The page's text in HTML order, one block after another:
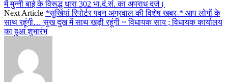
में मुन्नी बाई के विरूद्ध धारा 302 भा.दं.सं. का अपराध दर्ज।
Next Article *सुर्खियां रिपोर्टर पवन अग्रवाल की विशेष खबर-* आप लोगों के
साथ रहूंगी… सुख दुख में साथ खड़ी रहूंगी ~ विधायक साय ; विधायक कार्यालय
का हुआ शुभारंभ